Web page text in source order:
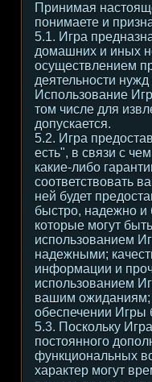
Принимая
понимаете и
5.1. Игра
домашних и иных
осуществлением
деятельности
Использование
том числе для
допускается.
5.2. Игра
есть", в связи с
какие-либо
соответствовать
ней будет
быстро, надежно и
которые могут
использованием
надежными;
информации и
использованием
вашим ожиданиям;
обеспечении Игры
5.3. Поскольку
постоянного
функциональных
характер могут